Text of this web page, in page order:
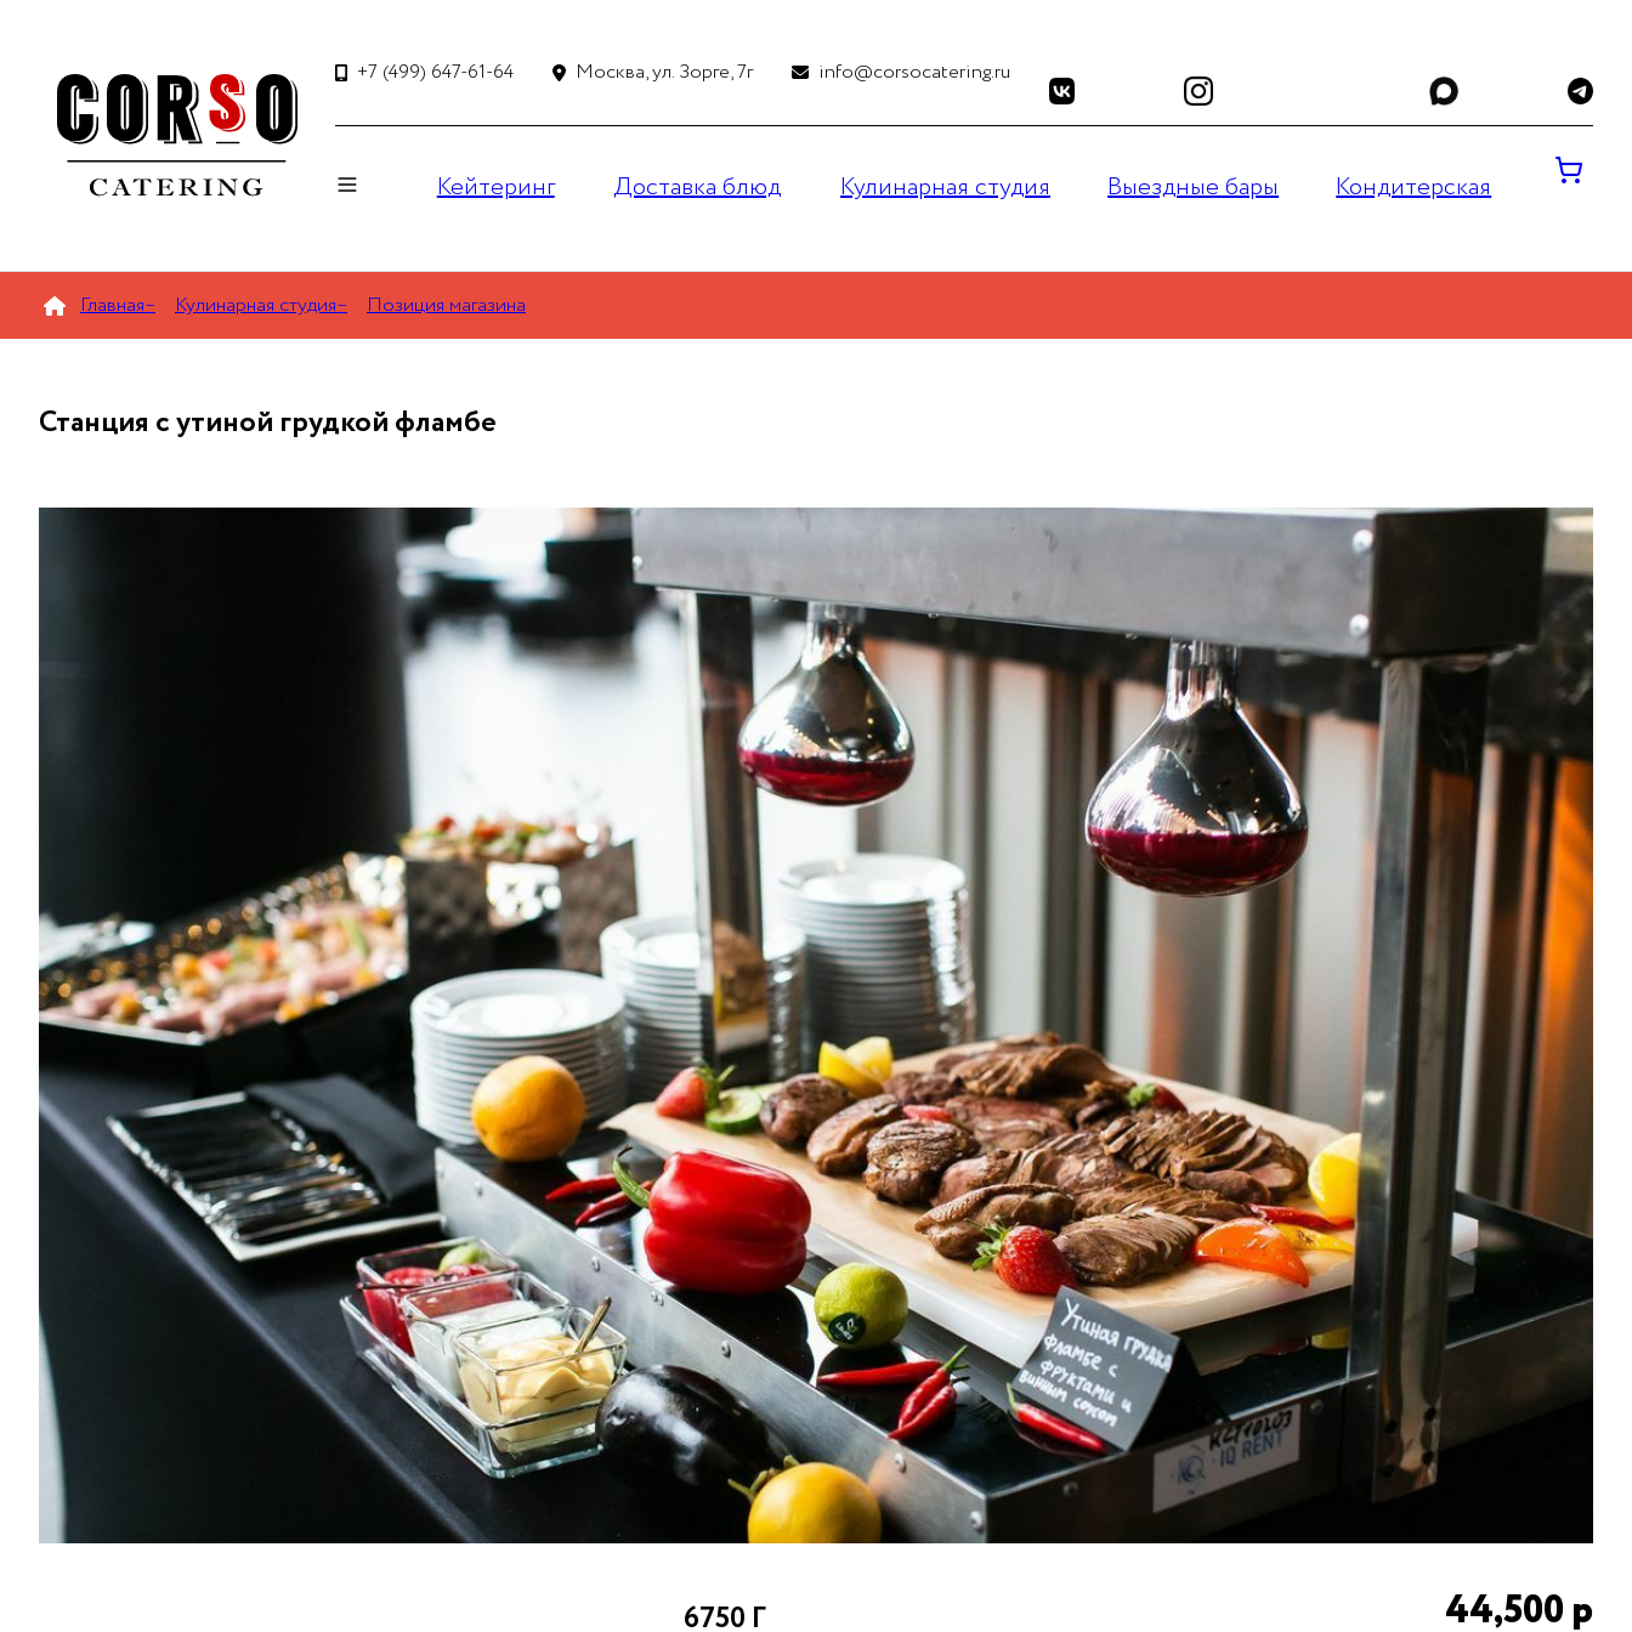
+7 (499) 647-61-64 Москва, ул. Зорге, 7г info@corsocatering.ru
Кейтеринг Доставка блюд Кулинарная студия Выездные бары Кондитерская
Главная– Кулинарная студия– Позиция магазина
Станция с утиной грудкой фламбе
6750 Г 44,500р